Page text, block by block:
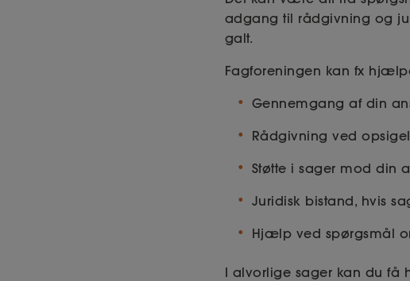
adgang til rådgivning og
galt.
Fagforeningen kan fx
Gennemgang af din
Rådgivning ved
Støtte i sager mod din
Juridisk bistand, hvis
Hjælp ved spørgsmål
I alvorlige sager kan du få